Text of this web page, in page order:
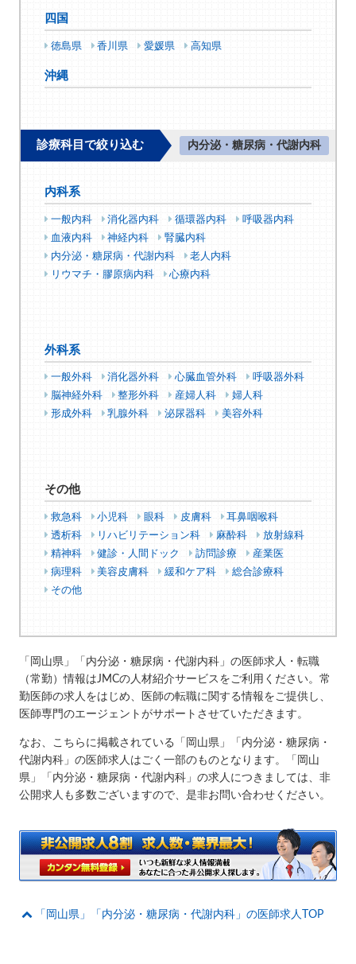
四国
徳島県 香川県 愛媛県 高知県
沖縄
診療科目で絞り込む 内分泌・糖尿病・代謝内科
内科系
一般内科 消化器内科 循環器内科
呼吸器内科
血液内科
神経内科
腎臓内科
内分泌・糖尿病・代謝内科
老人内科
リウマチ・膠原病内科
心療内科
外科系
一般外科 消化器外科 心臓血管外科
呼吸器外科
脳神経外科
整形外科 産婦人科
婦人科
形成外科
乳腺外科 泌尿器科 美容外科
その他
救急科 小児科 眼科 皮膚科
耳鼻咽喉科
透析科
リハビリテーション科 麻酔科
放射線科
精神科
健診・人間ドック 訪問診療
産業医
病理科
美容皮膚科 緩和ケア科
総合診療科
その他
「岡山県」「内分泌・糖尿病・代謝内科」の医師求人・転職
（常勤）情報はJMCの人材紹介サービスをご利用ください。常
勤医師の求人をはじめ、医師の転職に関する情報をご提供し、
医師専門のエージェントがサポートさせていただきます。
なお、こちらに掲載されている「岡山県」「内分泌・糖尿病・
代謝内科」の医師求人はごく一部のものとなります。「岡山
県」「内分泌・糖尿病・代謝内科」の求人につきましては、非
公開求人も多数ございますので、是非お問い合わせください。
「岡山県」「内分泌・糖尿病・代謝内科」の医師求人TOP